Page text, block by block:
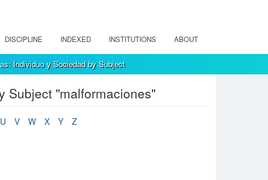
DISCIPLINE INDEXED INSTITUTIONS ABOUT
Individuo y Sociedad by Subject
Subject "malformaciones"
U V W X Y
Z